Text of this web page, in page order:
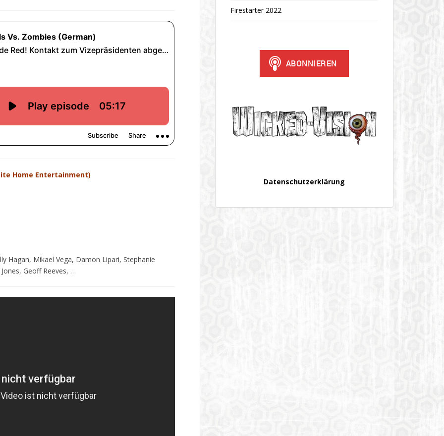
Home Entertainment)
Hagan, Mikael Vega, Damon Lipari, Stephanie
Geoff Reeves, …
Firestarter 2022
Datenschutzerklärung